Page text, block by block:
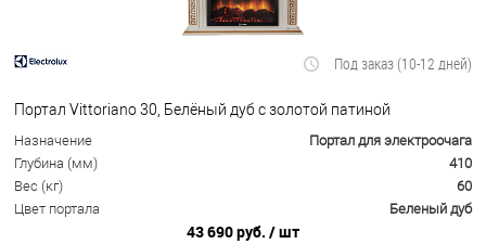
Под заказ (10-12 дней)
Портал Vittoriano 30, Белёный дуб с золотой патиной
Назначение
Портал для электроочага
Глубина (мм)
410
Вес (кг)
60
Цвет портала
Беленый дуб
43 690 руб. / шт